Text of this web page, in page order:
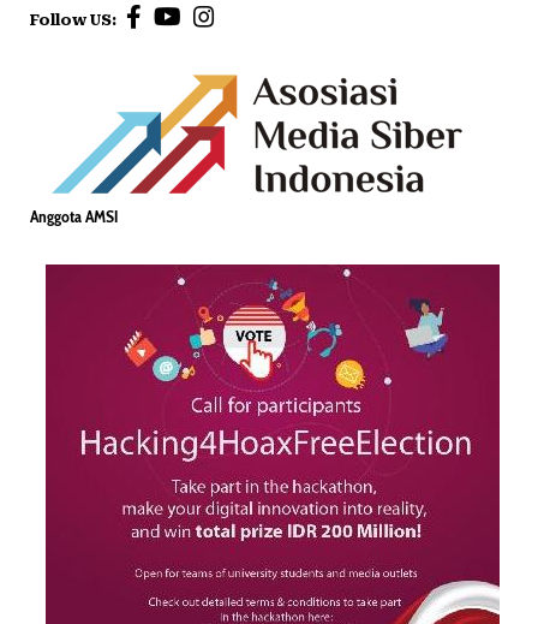
Follow US:
Anggota AMSI